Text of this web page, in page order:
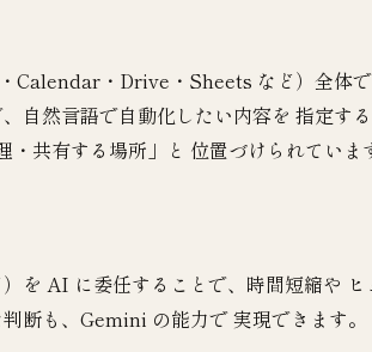
・Drive・Sheets など）全体
自然言語で自動化したい内容を 指定す
共有する場所」と 位置づけられていま
を AI に委任することで、時間短縮や ヒ
断も、Gemini の能力で 実現できます。